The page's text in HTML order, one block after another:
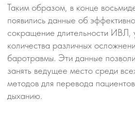
Таким образом, в конце
появились данные об
сокращение длительности ИВЛ,
количества различных
баротравмы. Эти данные
занять ведущее место среди
методов для перевода
дыханию.